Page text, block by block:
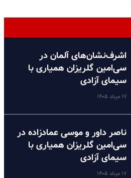
اشرف‌نشان‌های آلمان در
سی‌امین گلریزان همیاری با
سیمای آزادی
۱۷ مرداد ۱۴۰۵
ناصر داور و موسی عمادزاده در
سی‌امین گلریزان همیاری با
سیمای آزادی
۱۷ مرداد ۱۴۰۵